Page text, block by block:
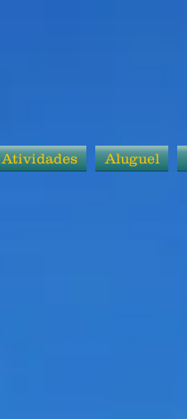
Atividades Aluguel